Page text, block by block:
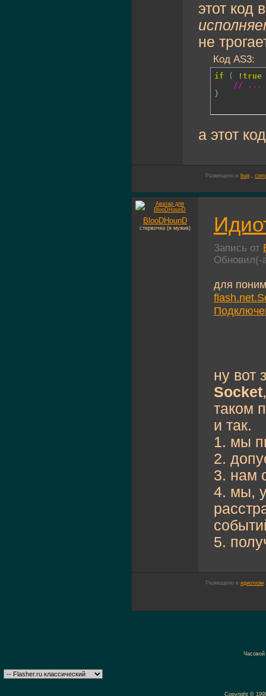
этот код
не
Код AS3:
if ( ! true
// ...
}
а этот
Размещено в bug ,
BlooDHounD
стервочка (я мужик)
Запись от
для
ну вот
Socket
таком
и так.
1. мы
2.
3. нам
4. мы,
5.
Размещено в идиотизм
Copyright ©